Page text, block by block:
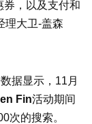
券，以及支付和
理大卫-盖森
据显示，11月
Fin活动期间
次的搜索。